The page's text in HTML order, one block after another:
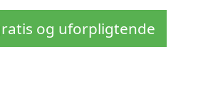
og uforpligtende